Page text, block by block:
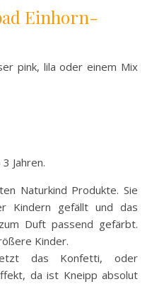
Einhorn-
pink, lila oder einem Mix
Jahren.
Naturkind Produkte. Sie
Kindern gefällt und das
Duft passend gefärbt.
Kinder.
das Konfetti, oder
da ist Kneipp absolut